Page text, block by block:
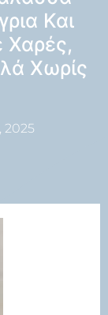
Και
Χαρές,
Χωρίς
2025